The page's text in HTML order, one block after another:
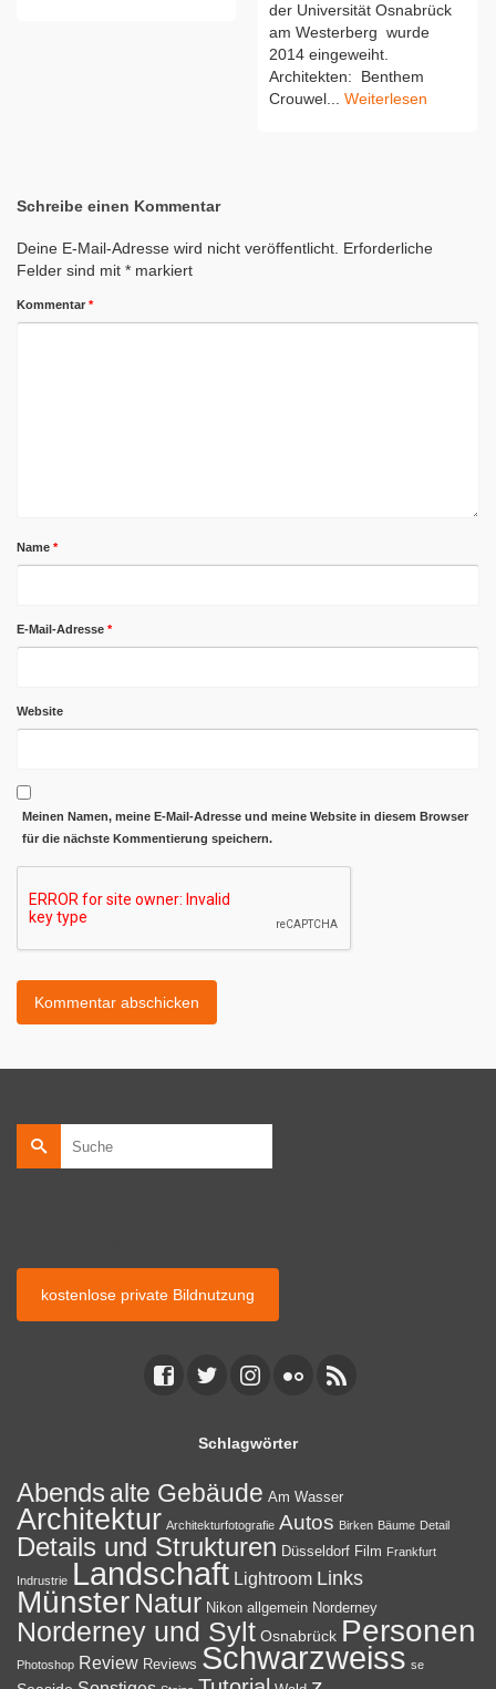
der Universität Osnabrück
am Westerberg wurde
2014 eingeweiht.
Architekten: Benthem
Crouwel... Weiterlesen
Schreibe einen Kommentar
Deine E-Mail-Adresse wird nicht veröffentlicht. Erforderliche
Felder sind mit * markiert
Kommentar *
Name *
E-Mail-Adresse *
Website
Meinen Namen, meine E-Mail-Adresse und meine Website in diesem Browser
für die nächste Kommentierung speichern.
nach:
kostenlose private Bildnutzung
Schlagwörter
Abends alte Gebäude Am Wasser
Architektur Architekturfotografie Autos Birken Bäume Detail
Details und Strukturen Düsseldorf Film Frankfurt
Indrustrie Landschaft Lightroom Links
Münster Natur Nikon allgemein Norderney
Norderney und Sylt Osnabrück Personen
Photoshop Review Reviews Schwarzweiss se